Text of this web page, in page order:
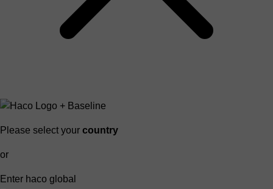
Please select your country
or
Enter haco global